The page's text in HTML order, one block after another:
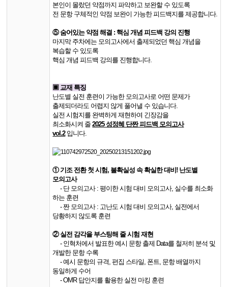
본인이 몰랐던 약점까지 파악하고 보완할 수 있도록
전 문항 구체적인 약점 보완이 가능한 피드백지를 제공합니다.
⑤ 숨어있는 약점 해결 : 핵심 개념 피드백 강의 진행
마지막 주차에는 모의고사에서 출제되었던 핵심 개념을
복습할 수 있도록
핵심 개념 피드백 강의를 진행합니다.
▣ 교재 특징
난도별 실전 훈련이 가능한 모의고사로 어떤 문제가
출제되더라도 어렵지 않게 풀어낼 수 있습니다.
실전 시험지를 완벽하게 재현하여 긴장감을
최소화시켜 줄 2025 성정혜 단짠 피드백 모의고사
vol.2 입니다.
①기조 전환 첫 시험, 불확실성 속 확실한 대비! 난도별
모의고사
- 단 모의고사 : 평이한 시험 대비 모의고사, 실수를 최소화
하는 훈련
- 짠 모의고사 : 고난도 시험 대비 모의고사, 실전에서
당황하지 않도록 훈련
②실전 감각을 부스팅해 줄 시험 재현
- 인혁처에서 발표한 예시 문항 출제 Data를 철저히 분석 및
개발한 문항 수록
- 예시 문항의 규격, 편집 스타일, 폰트, 문항 배열까지
동일하게 수어
- OMR 답안지를 활용한 실전 마킹 훈련